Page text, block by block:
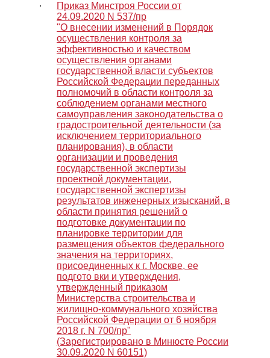
∙
Приказ Минстроя России от
24.09.2020 N 537/пр
"О внесении изменений в Порядок
осуществления контроля за
эффективностью и качеством
осуществления органами
государственной власти субъектов
Российской Федерации переданных
полномочий в области контроля за
соблюдением органами местного
самоуправления законодательства о
градостроительной деятельности (за
исключением территориального
планирования), в области
организации и проведения
государственной экспертизы
проектной документации,
государственной экспертизы
результатов инженерных изысканий, в
области принятия решений о
подготовке документации по
планировке территории для
размещения объектов федерального
значения на территориях,
присоединенных к г. Москве, ее
подгото вки и утверждения,
утвержденный приказом
Министерства строительства и
жилищно-коммунального хозяйства
Российской Федерации от 6 ноября
2018 г. N 700/пр"
(Зарегистрировано в Минюсте России
30.09.2020 N 60151)